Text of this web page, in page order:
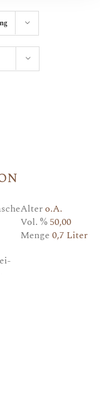
Altero.A.
Vol. % 50,00
Menge0,7 Liter